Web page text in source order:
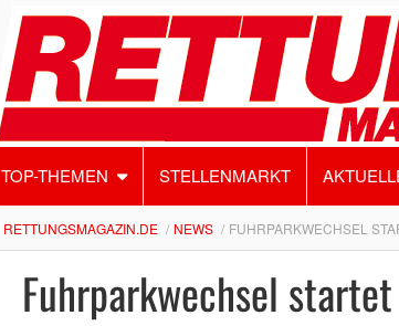
TOP-THEMEN STELLENMARKT
RETTUNGSMAGAZIN.DE NEWS FUHRPARKWECHSEL
Fuhrparkwechsel